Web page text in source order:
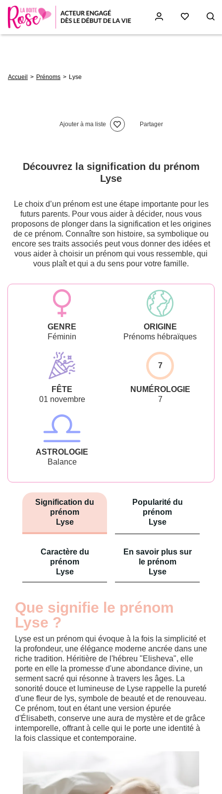
d'Ariane
Accueil Prénoms Lyse
Ajouter à ma liste Partager
Découvrez la signification du prénom
Lyse
Le choix d’un prénom est une étape importante pour les
futurs parents. Pour vous aider à décider, nous vous
proposons de plonger dans la signification et les origines
de ce prénom. Connaître son histoire, sa symbolique ou
encore ses traits associés peut vous donner des idées et
vous aider à choisir un prénom qui vous ressemble, qui
vous plaît et qui a du sens pour votre famille.
GENRE
Féminin
ORIGINE
Prénoms hébraïques
FÊTE
01 novembre
7
NUMÉROLOGIE
7
ASTROLOGIE
Balance
Signification du
prénom
Lyse
Popularité du
prénom
Lyse
Caractère du
prénom
Lyse
En savoir plus sur
le prénom
Lyse
Que signifie le prénom
Lyse ?
Lyse est un prénom qui évoque à la fois la simplicité et
la profondeur, une élégance moderne ancrée dans une
riche tradition. Héritière de l'hébreu "Elisheva", elle
porte en elle la promesse d'une abondance divine, un
serment sacré qui résonne à travers les âges. La
sonorité douce et lumineuse de Lyse rappelle la pureté
d'une fleur de lys, symbole de beauté et de renouveau.
Ce prénom, tout en étant une version épurée
d'Élisabeth, conserve une aura de mystère et de grâce
intemporelle, offrant à celle qui le porte une identité à
la fois classique et contemporaine.